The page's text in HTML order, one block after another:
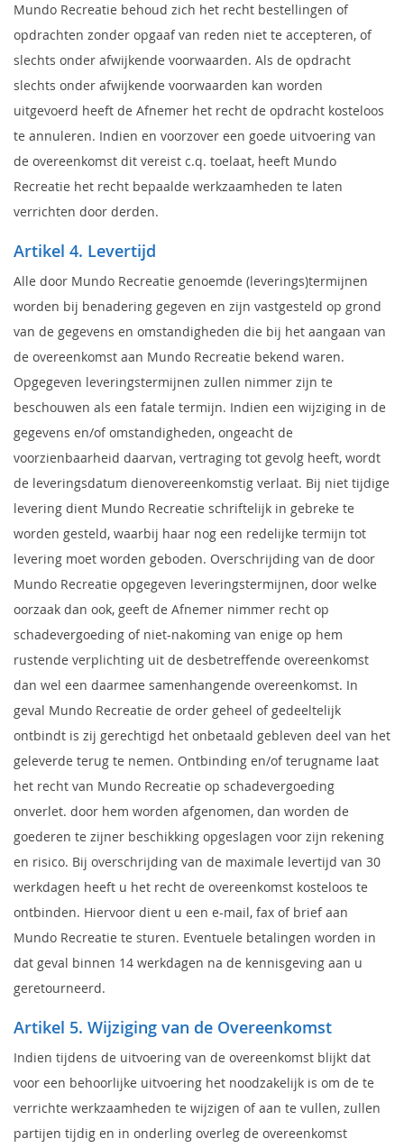
Mundo Recreatie behoud zich het recht bestellingen of
opdrachten zonder opgaaf van reden niet te accepteren, of
slechts onder afwijkende voorwaarden. Als de opdracht
slechts onder afwijkende voorwaarden kan worden
uitgevoerd heeft de Afnemer het recht de opdracht kosteloos
te annuleren. Indien en voorzover een goede uitvoering van
de overeenkomst dit vereist c.q. toelaat, heeft Mundo
Recreatie het recht bepaalde werkzaamheden te laten
verrichten door derden.
Artikel 4. Levertijd
Alle door Mundo Recreatie genoemde (leverings)termijnen
worden bij benadering gegeven en zijn vastgesteld op grond
van de gegevens en omstandigheden die bij het aangaan van
de overeenkomst aan Mundo Recreatie bekend waren.
Opgegeven leveringstermijnen zullen nimmer zijn te
beschouwen als een fatale termijn. Indien een wijziging in de
gegevens en/of omstandigheden, ongeacht de
voorzienbaarheid daarvan, vertraging tot gevolg heeft, wordt
de leveringsdatum dienovereenkomstig verlaat. Bij niet tijdige
levering dient Mundo Recreatie schriftelijk in gebreke te
worden gesteld, waarbij haar nog een redelijke termijn tot
levering moet worden geboden. Overschrijding van de door
Mundo Recreatie opgegeven leveringstermijnen, door welke
oorzaak dan ook, geeft de Afnemer nimmer recht op
schadevergoeding of niet-nakoming van enige op hem
rustende verplichting uit de desbetreffende overeenkomst
dan wel een daarmee samenhangende overeenkomst. In
geval Mundo Recreatie de order geheel of gedeeltelijk
ontbindt is zij gerechtigd het onbetaald gebleven deel van het
geleverde terug te nemen. Ontbinding en/of terugname laat
het recht van Mundo Recreatie op schadevergoeding
onverlet. door hem worden afgenomen, dan worden de
goederen te zijner beschikking opgeslagen voor zijn rekening
en risico. Bij overschrijding van de maximale levertijd van 30
werkdagen heeft u het recht de overeenkomst kosteloos te
ontbinden. Hiervoor dient u een e-mail, fax of brief aan
Mundo Recreatie te sturen. Eventuele betalingen worden in
dat geval binnen 14 werkdagen na de kennisgeving aan u
geretourneerd.
Artikel 5. Wijziging van de Overeenkomst
Indien tijdens de uitvoering van de overeenkomst blijkt dat
voor een behoorlijke uitvoering het noodzakelijk is om de te
verrichte werkzaamheden te wijzigen of aan te vullen, zullen
partijen tijdig en in onderling overleg de overeenkomst